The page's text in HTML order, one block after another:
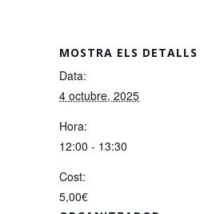
MOSTRA ELS DETALLS
Data:
4 octubre, 2025
Hora:
12:00 - 13:30
Cost:
5,00€